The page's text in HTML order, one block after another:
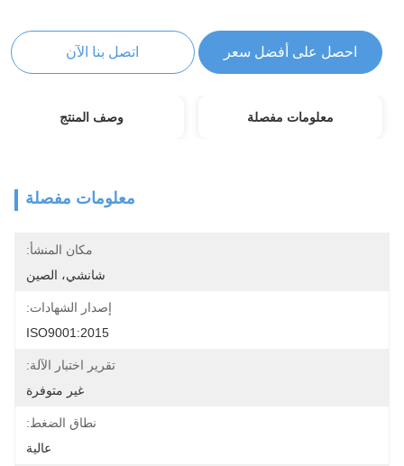
احصل على أفضل سعر اتصل بنا الآن
معلومات مفصلة وصف المنتج
معلومات مفصلة
مكان المنشأ:
شانشي، الصين
إصدار الشهادات:
ISO9001:2015
تقرير اختبار الآلة:
غير متوفرة
نطاق الضغط:
عالية